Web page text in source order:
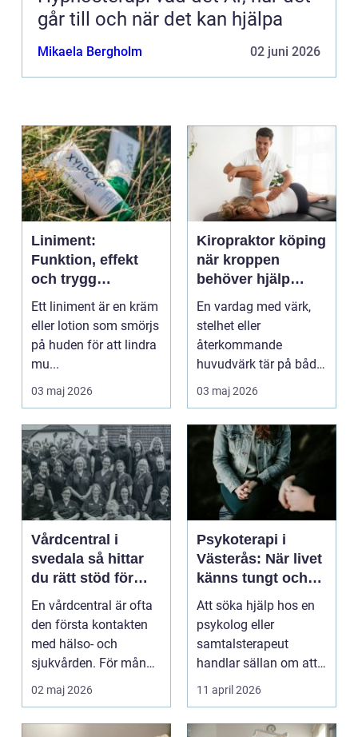
går till och när det kan hjälpa
Mikaela Bergholm 02 juni 2026
Liniment:
Funktion, effekt
och trygg
användning
Ett liniment är en kräm
eller lotion som smörjs
på huden för att lindra
mu...
03 maj 2026
Kiropraktor köping
när kroppen
behöver hjälp
tillbaka
En vardag med värk,
stelhet eller
återkommande
huvudvärk tär på både
ork och humör. Många
går länge ...
03 maj 2026
Vårdcentral i
svedala så hittar
du rätt stöd för
hela familjen
En vårdcentral är ofta
den första kontakten
med hälso- och
sjukvården. För många
i Svedala handlar v...
02 maj 2026
Psykoterapi i
Västerås: När livet
känns tungt och
du behöver prata
med någon
Att söka hjälp hos en
psykolog eller
samtalsterapeut
handlar sällan om att
vara svag....
11 april 2026